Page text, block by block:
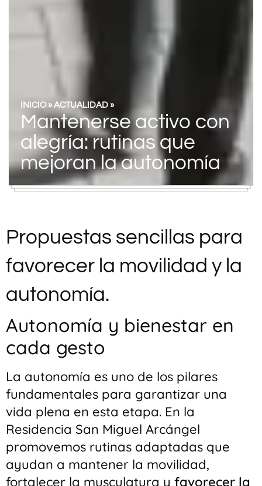
INICIO» ACTUALIDAD »
Mantenerse activo con
alegría: rutinas que
mejoran la autonomía
Propuestas sencillas para
favorecer la movilidad y la
autonomía.
Autonomía y bienestar en
cada gesto
La autonomía es uno de los pilares
fundamentales para garantizar una
vida plena en esta etapa. En la
Residencia San Miguel Arcángel
promovemos rutinas adaptadas que
ayudan a mantener la movilidad,
fortalecer la musculatura y favorecer la